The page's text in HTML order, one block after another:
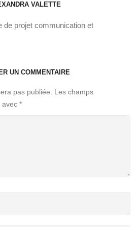
VALETTE
de projet communication et
UN COMMENTAIRE
pas publiée.
Les champs
avec *